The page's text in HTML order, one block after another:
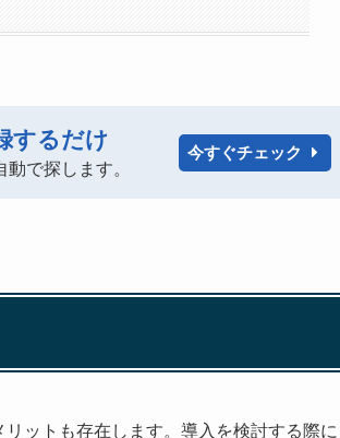
するだけ
で探します。
今すぐチェック
ットも存在します。導入を検討する際に